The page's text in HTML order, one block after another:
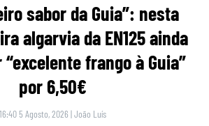
sabor da Guia”: nesta
algarvia da EN125 ainda
frango à Guia”
por 6,50€
16:40 5 Agosto, 2026 |João Luís